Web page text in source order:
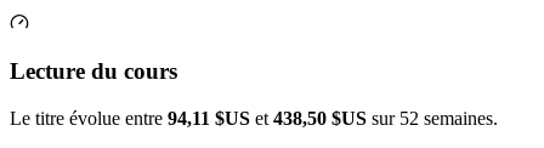
Lecture du cours
Le titre évolue entre 94,11 $US et 438,50 $US sur 52 semaines.